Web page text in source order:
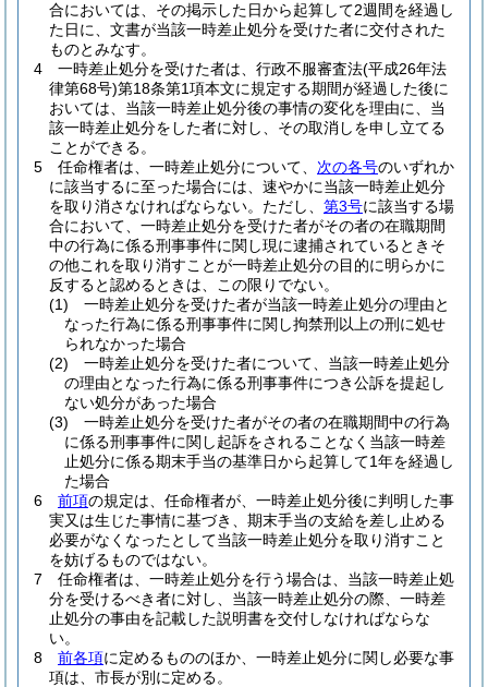
合においては、その掲示した日から起算して2週間を経過し
た日に、文書が当該一時差止処分を受けた者に交付された
ものとみなす。
4
一時差止処分を受けた者は、行政不服審査法(平成26年法
律第68号)第18条第1項本文に規定する期間が経過した後に
おいては、当該一時差止処分後の事情の変化を理由に、当
該一時差止処分をした者に対し、その取消しを申し立てる
ことができる。
5
任命権者は、一時差止処分について、 次の各号のいずれか
に該当するに至った場合には、速やかに当該一時差止処分
を取り消さなければならない。 ただし、 第3号に該当する場
合において、一時差止処分を受けた者がその者の在職期間
中の行為に係る刑事事件に関し現に逮捕されているときそ
の他これを取り消すことが一時差止処分の目的に明らかに
反すると認めるときは、この限りでない。
(1)
一時差止処分を受けた者が当該一時差止処分の理由と
なった行為に係る刑事事件に関し拘禁刑以上の刑に処せ
られなかった場合
(2)
一時差止処分を受けた者について、当該一時差止処分
の理由となった行為に係る刑事事件につき公訴を提起し
ない処分があった場合
(3)
一時差止処分を受けた者がその者の在職期間中の行為
に係る刑事事件に関し起訴をされることなく当該一時差
止処分に係る期末手当の基準日から起算して1年を経過し
た場合
6
前項の規定は、任命権者が、一時差止処分後に判明した事
実又は生じた事情に基づき、期末手当の支給を差し止める
必要がなくなったとして当該一時差止処分を取り消すこと
を妨げるものではない。
7
任命権者は、一時差止処分を行う場合は、当該一時差止処
分を受けるべき者に対し、当該一時差止処分の際、一時差
止処分の事由を記載した説明書を交付しなければならな
い。
8
前各項に定めるもののほか、一時差止処分に関し必要な事
項は、市長が別に定める。